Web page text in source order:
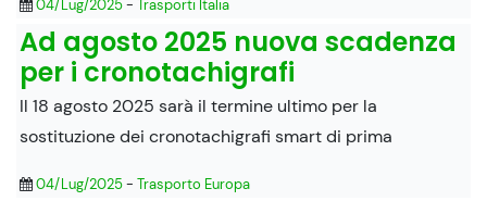
04/Lug/2025- Trasporti Italia
Ad agosto 2025 nuova scadenza
per i cronotachigrafi
Il 18 agosto 2025 sarà il termine ultimo per la
sostituzione dei cronotachigrafi smart di prima
04/Lug/2025- Trasporto Europa